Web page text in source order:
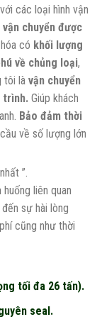
các loại hình vận
vận chuyển được
có khối lượng
về chủng loại,
tôi là vận chuyển
trình. Giúp khách
Bảo đảm thời
về số lượng lớn
”.
liên quan
sự hài lòng
cũng như thời
tối đa 26 tấn).
seal.